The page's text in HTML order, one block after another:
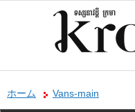
ホーム Vans-main